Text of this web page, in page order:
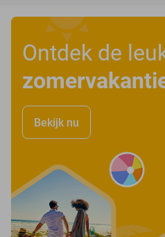
Ontdek de
Bekijk nu